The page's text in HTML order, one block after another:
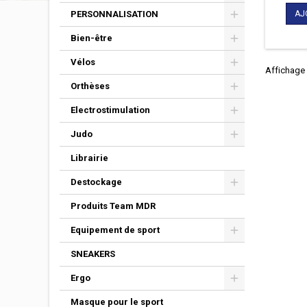
PERSONNALISATION
Bien-être
Vélos
Orthèses
Electrostimulation
Judo
Librairie
Destockage
Produits Team MDR
Equipement de sport
SNEAKERS
Ergo
Masque pour le sport
dispose
1,4”
lunette
Affichage